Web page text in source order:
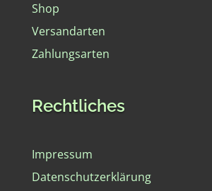
Shop
Versandarten
Zahlungsarten
Rechtliches
Impressum
Datenschutzerklärung